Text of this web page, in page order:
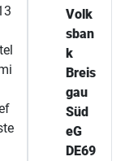
Volk
sban
k
Breis
gau
Süd
eG
DE69